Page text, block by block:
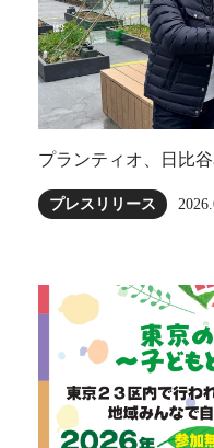
プランティオ、日比
プレスリリース